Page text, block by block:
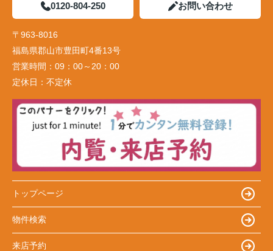
0120-804-250 お問い合わせ
〒963-8016
福島県郡山市豊田町4番13号
営業時間： 09：00～20：00
定休日： 不定休
トップページ
物件検索
来店予約